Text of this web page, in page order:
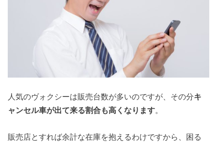
人気のヴォクシーは販売台数が多いのですが、その分キ
ャンセル車が出て来る割合も高くなります。
販売店とすれば余計な在庫を抱えるわけですから、困る